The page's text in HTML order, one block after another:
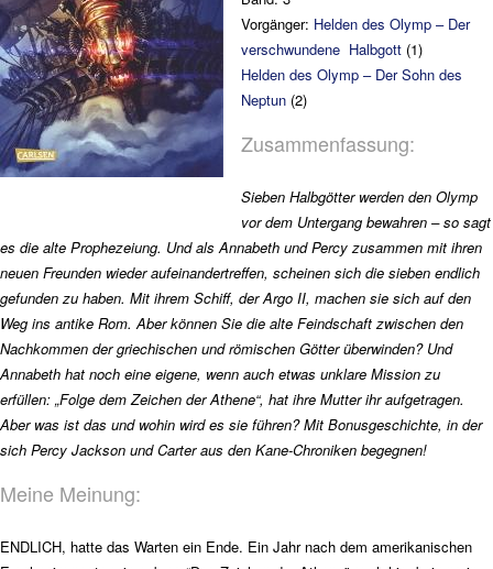
Vorgänger: Helden des Olymp – Der
verschwundene Halbgott (1)
Helden des Olymp – Der Sohn des
Neptun (2)
Zusammenfassung:
Sieben Halbgötter werden den Olymp
vor dem Untergang bewahren – so sagt
es die alte Prophezeiung. Und als Annabeth und Percy zusammen mit ihren
neuen Freunden wieder aufeinandertreffen, scheinen sich die sieben endlich
gefunden zu haben. Mit ihrem Schiff, der Argo II, machen sie sich auf den
Weg ins antike Rom. Aber können Sie die alte Feindschaft zwischen den
Nachkommen der griechischen und römischen Götter überwinden? Und
Annabeth hat noch eine eigene, wenn auch etwas unklare Mission zu
erfüllen: „Folge dem Zeichen der Athene“, hat ihre Mutter ihr aufgetragen.
Aber was ist das und wohin wird es sie führen? Mit Bonusgeschichte, in der
sich Percy Jackson und Carter aus den Kane-Chroniken begegnen!
Meine Meinung:
ENDLICH, hatte das Warten ein Ende. Ein Jahr nach dem amerikanischen